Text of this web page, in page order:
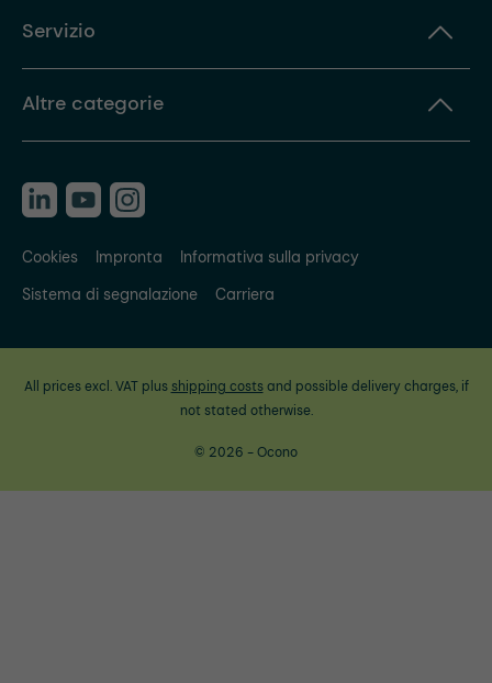
Servizio
Altre categorie
Cookies Impronta
Informativa sulla privacy
Sistema di segnalazione
Carriera
All prices excl. VAT plus shipping costsand possible delivery charges, if
not stated otherwise.
© 2026 - Ocono